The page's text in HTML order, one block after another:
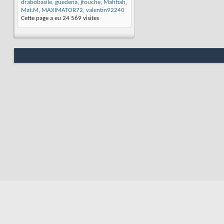
drabobasile, guedena, jfouche, Mahtiah,
Mat.M, MAXIMATOR72, valentin92240
Cette page a eu 24 569 visites